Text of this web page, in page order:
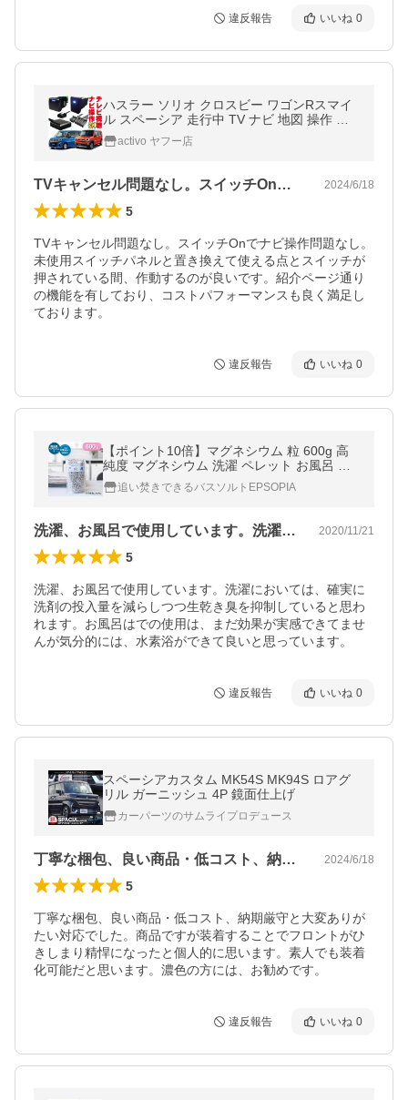
違反報告 いいね 0
ハスラー ソリオ クロスビー ワゴンRスマイ
ル スペーシア 走行中 TV ナビ 地図 操作 解
除 テレビキャンセラー キット メクラスイッ
チ 全方位モニター KXS-001
activo ヤフー店
TVキャンセル問題なし。スイッチOnで… 2024/6/18
5
TVキャンセル問題なし。スイッチOnでナビ操作問題なし。
未使用スイッチパネルと置き換えて使える点とスイッチが
押されている間、作動するのが良いです。紹介ページ通り
の機能を有しており、コストパフォーマンスも良く満足し
ております。
違反報告 いいね 0
【ポイント10倍】マグネシウム 粒 600g 高
純度 マグネシウム 洗濯 ペレット お風呂 掃
除 消臭 水素水 レビューキャンペーン中
追い焚きできるバスソルトEPSOPIA
洗濯、お風呂で使用しています。洗濯にお… 2020/11/21
5
洗濯、お風呂で使用しています。洗濯においては、確実に
洗剤の投入量を減らしつつ生乾き臭を抑制していると思わ
れます。お風呂はでの使用は、まだ効果が実感できてませ
んが気分的には、水素浴ができて良いと思っています。
違反報告 いいね 0
スペーシアカスタム MK54S MK94S ロアグ
リル ガーニッシュ 4P 鏡面仕上げ
カーパーツのサムライプロデュース
丁寧な梱包、良い商品・低コスト、納期厳… 2024/6/18
5
丁寧な梱包、良い商品・低コスト、納期厳守と大変ありが
たい対応でした。商品ですが装着することでフロントがひ
きしまり精悍になったと個人的に思います。素人でも装着
化可能だと思います。濃色の方には、お勧めです。
違反報告 いいね 0